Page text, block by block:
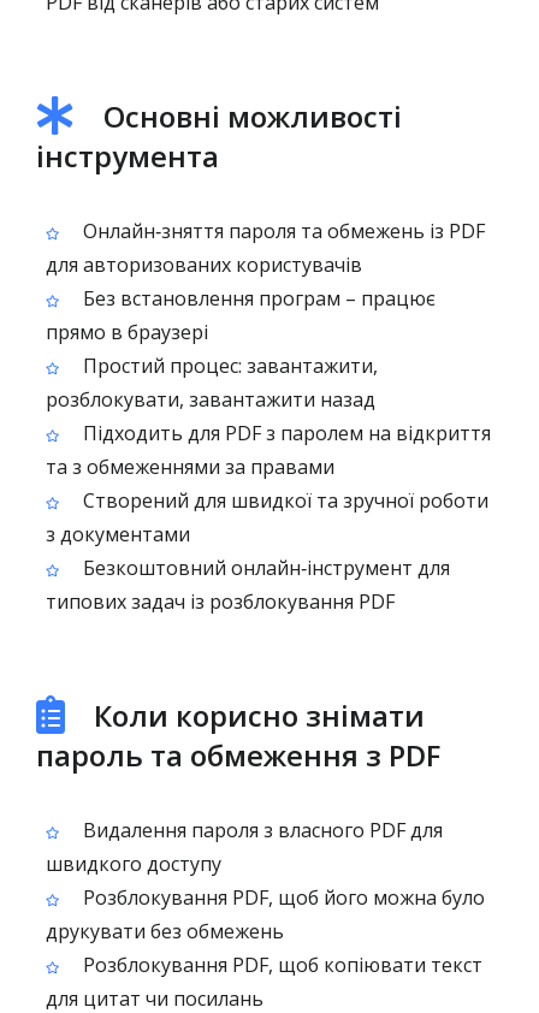
Основні можливості
інструмента
Онлайн‑зняття пароля та обмежень із PDF
для авторизованих користувачів
Без встановлення програм – працює
прямо в браузері
Простий процес: завантажити,
розблокувати, завантажити назад
Підходить для PDF з паролем на відкриття
та з обмеженнями за правами
Створений для швидкої та зручної роботи
з документами
Безкоштовний онлайн‑інструмент для
типових задач із розблокування PDF
Коли корисно знімати
пароль та обмеження з PDF
Видалення пароля з власного PDF для
швидкого доступу
Розблокування PDF, щоб його можна було
друкувати без обмежень
Розблокування PDF, щоб копіювати текст
для цитат чи посилань